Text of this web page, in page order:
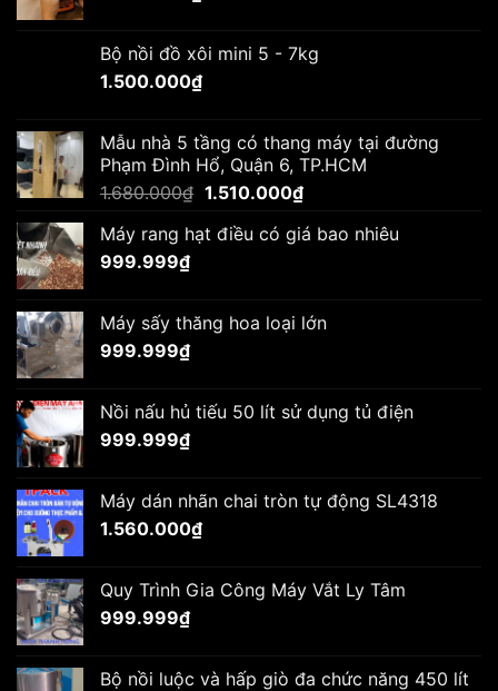
Bộ nồi đồ xôi mini 5 - 7kg
1.500.000₫
Mẫu nhà 5 tầng có thang máy tại đường
Phạm Đình Hổ, Quận 6, TP.HCM
1.680.000₫ Giá
là:
1.510.000₫Giá
tại
Máy rang hạt điều có giá bao nhiêu
999.999₫
Máy sấy thăng hoa loại lớn
999.999₫
Nồi nấu hủ tiếu 50 lít sử dụng tủ điện
999.999₫
Máy dán nhãn chai tròn tự động SL4318
1.560.000₫
Quy Trình Gia Công Máy Vắt Ly Tâm
999.999₫
Bộ nồi luộc và hấp giò đa chức năng 450 lít